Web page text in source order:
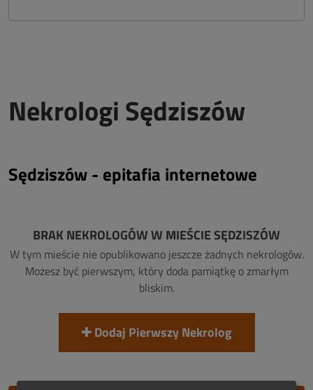
Nekrologi Sędziszów
Sędziszów - epitafia internetowe
BRAK NEKROLOGÓW W MIEŚCIE SĘDZISZÓW
W tym mieście nie opublikowano jeszcze żadnych nekrologów.
Możesz być pierwszym, który doda pamiątkę o zmarłym
bliskim.
Dodaj Pierwszy Nekrolog